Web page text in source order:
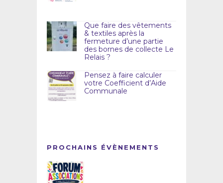
Que faire des vêtements
& textiles après la
fermeture d’une partie
des bornes de collecte Le
Relais ?
Pensez à faire calculer
votre Coefficient d’Aide
Communale
PROCHAINS ÉVÈNEMENTS